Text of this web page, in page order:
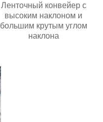
Ленточный конвейер с
высоким наклоном и
большим крутым углом
наклона